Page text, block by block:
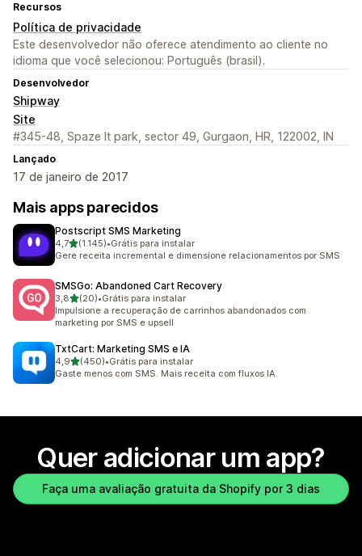
Recursos
Política de privacidade
Este desenvolvedor não oferece atendimento ao cliente no
idioma que você selecionou: Português (brasil).
Desenvolvedor
Shipway
Site
#345-48, Spaze It park, sector 49, Gurgaon, HR, 122002, IN
Lançado
17 de janeiro de 2017
Mais apps parecidos
Postscript SMS Marketing
4,7de 5 estrelas
(1.145)
1145 avaliações ao todo
•Grátis para instalar
Gere receita incremental e dimensione relacionamentos por SMS
SMSGo: Abandoned Cart Recovery
3,8de 5 estrelas
(20)
20 avaliações ao todo
•Grátis para instalar
Impulsione a recuperação de carrinhos abandonados com
marketing por SMS e upsell
TxtCart: Marketing SMS e IA
4,9de 5 estrelas
(450)
450 avaliações ao todo
•Grátis para instalar
Gaste menos com SMS. Mais receita com fluxos IA.
Quer adicionar um app?
Faça uma avaliação gratuita da Shopify por 3 dias